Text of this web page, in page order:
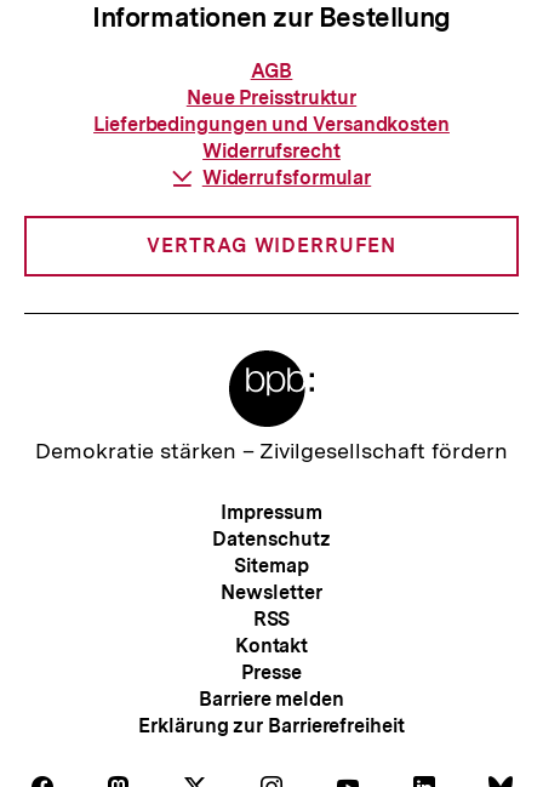
Informationen zur Bestellung
Informationen
zur
Bestellung
AGB
Neue Preisstruktur
Lieferbedingungen und Versandkosten
Widerrufsrecht
Download-
Widerrufsformular
VERTRAG WIDERRUFEN
Zur
Demokratie stärken – Zivilgesellschaft fördern
Meta-
Navigation
Impressum
Datenschutz
Sitemap
Newsletter
RSS
Kontakt
Presse
Barriere melden
Erklärung zur Barrierefreiheit